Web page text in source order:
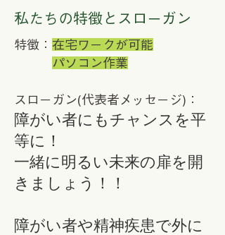
私たちの特徴とスローガン
特徴： 在宅ワークが可能
パソコン作業
スローガン(代表者メッセージ) ：
障がい者にもチャンスを平
等に！
一緒に明るい未来の扉を開
きましょう！！
障がい者や精神疾患で外に